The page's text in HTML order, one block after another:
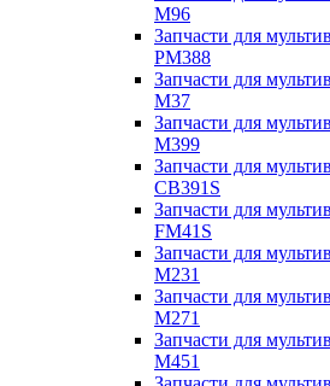
M96
Запчасти для
PM388
Запчасти для
M37
Запчасти для
M399
Запчасти для
CB391S
Запчасти для
FM41S
Запчасти для
M231
Запчасти для
M271
Запчасти для
M451